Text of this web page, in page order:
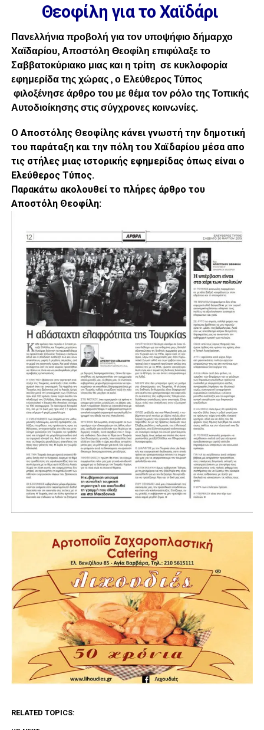
Θεοφίλη για το Χαϊδάρι
Πανελλήνια προβολή για τον υποψήφιο δήμαρχο
Χαϊδαρίου, Αποστόλη Θεοφίλη επιφύλαξε το
Σαββατοκύριακο μιας και η τρίτη σε κυκλοφορία
εφημερίδα της χώρας , ο Ελεύθερος Τύπος
φιλοξένησε άρθρο του με θέμα τον ρόλο της Τοπικής
Αυτοδιοίκησης στις σύγχρονες κοινωνίες.
Ο Αποστόλης Θεοφίλης κάνει γνωστή την δημοτική
του παράταξη και την πόλη του Χαϊδαρίου μέσα απο
τις στήλες μιας ιστορικής εφημερίδας όπως είναι ο
Ελεύθερος Τύπος.
Παρακάτω ακολουθεί το πλήρες άρθρο του
Αποστόλη Θεοφίλη:
RELATED TOPICS: